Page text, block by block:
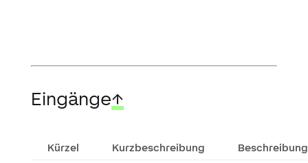
Eingänge↑
Kürzel Kurzbeschreibung
Beschreibung